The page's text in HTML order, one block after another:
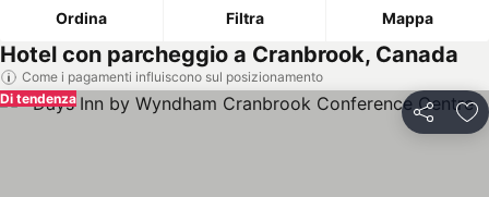
Ordina Filtra Mappa
Hotel con parcheggio a Cranbrook, Canada
Come i pagamenti influiscono sul posizionamento
Condividi
Di tendenza